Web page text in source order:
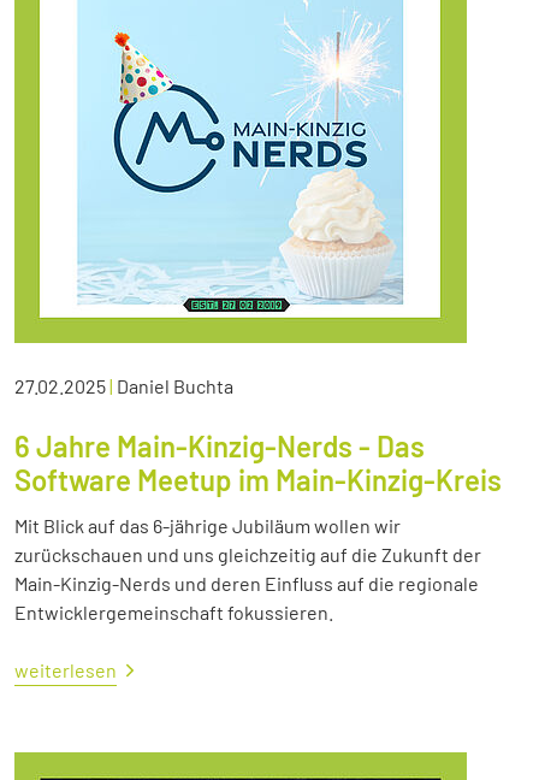
27.02.2025| Daniel Buchta
6 Jahre Main-Kinzig-Nerds - Das
Software Meetup im Main-Kinzig-Kreis
Mit Blick auf das 6-jährige Jubiläum wollen wir
zurückschauen und uns gleichzeitig auf die Zukunft der
Main-Kinzig-Nerds und deren Einfluss auf die regionale
Entwicklergemeinschaft fokussieren.
weiterlesen